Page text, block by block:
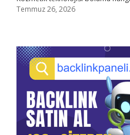
Temmuz 26, 2026